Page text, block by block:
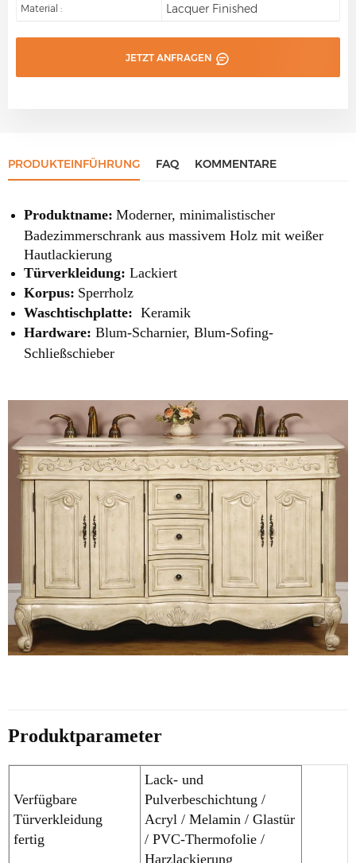
Material : Lacquer Finished
JETZT ANFRAGEN
PRODUKTEINFÜHRUNG FAQ KOMMENTARE
Produktname: Moderner, minimalistischer
Badezimmerschrank aus massivem Holz mit weißer
Hautlackierung
Türverkleidung: Lackiert
Korpus: Sperrholz
Waschtischplatte: Keramik
Hardware: Blum-Scharnier, Blum-Sofing-
Schließschieber
Produktparameter
Verfügbare
Türverkleidung
fertig
Lack- und
Pulverbeschichtung /
Acryl / Melamin / Glastür
/ PVC-Thermofolie /
Harzlackierung